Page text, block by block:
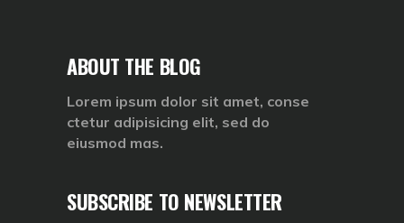
ABOUT THE BLOG
Lorem ipsum dolor sit amet, conse
ctetur adipisicing elit, sed do
eiusmod mas.
SUBSCRIBE TO NEWSLETTER